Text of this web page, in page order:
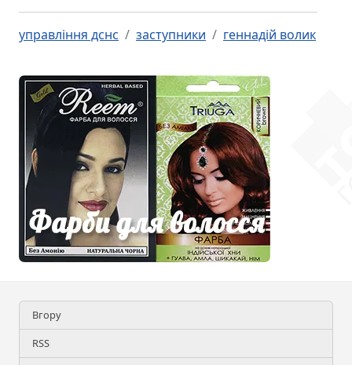
управління дснс заступники геннадій волик
Вгору
RSS